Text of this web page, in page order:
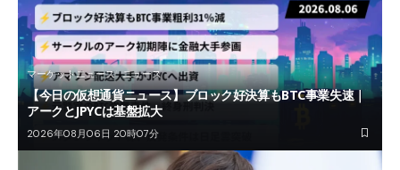
マーケットニュース ニュース
【今日の仮想通貨ニュース】ブロック好決算もBTC事業失速｜
アークとJPYCは基盤拡大
2026年08月06日 20時07分